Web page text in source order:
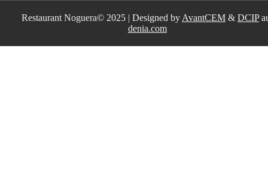
Restaurant Noguera© 2025 | Designed by AvantCEM& DCIP
denia.com